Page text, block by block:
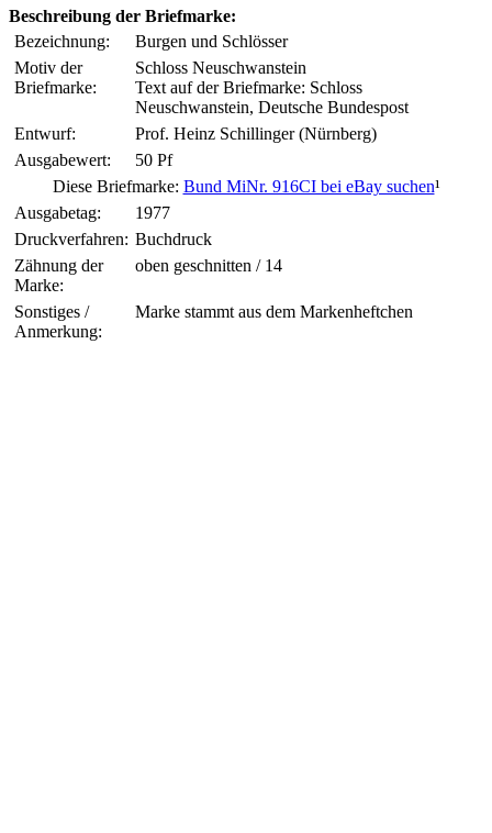
Beschreibung der Briefmarke:
Bezeichnung:
Burgen und Schlösser
Motiv der
Briefmarke:
Schloss Neuschwanstein
Text auf der Briefmarke: Schloss
Neuschwanstein, Deutsche Bundespost
Entwurf:
Prof. Heinz Schillinger (Nürnberg)
Ausgabewert:
50 Pf
Diese Briefmarke: Bund MiNr. 916CI bei eBay suchen¹
Ausgabetag:
1977
Druckverfahren: Buchdruck
Zähnung der
Marke:
oben geschnitten / 14
Sonstiges /
Anmerkung:
Marke stammt aus dem Markenheftchen